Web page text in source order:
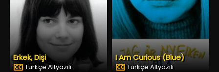
Erkek, Dişi
Türkçe Altyazılı
I Am Curious (Blue)
Türkçe Altyazılı